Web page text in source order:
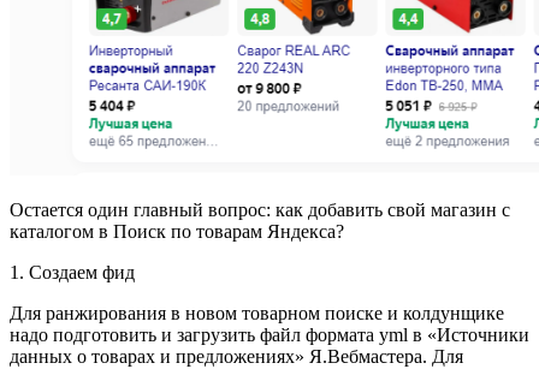
Остается один главный вопрос: как добавить свой магазин с
каталогом в Поиск по товарам Яндекса?
1. Создаем фид
Для ранжирования в новом товарном поиске и колдунщике
надо подготовить и загрузить файл формата yml в «Источники
данных о товарах и предложениях» Я.Вебмастера. Для